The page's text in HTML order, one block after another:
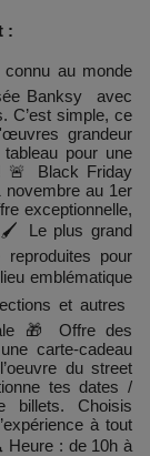
:
au monde
Banksy avec
C’est simple, ce
grandeur
pour une
🚨 Black Friday
au 1er
exceptionnelle,
🖌️ Le plus grand
reproduites pour
emblématique
et autres
🎁 Offre des
carte-cadeau
du street
tes dates /
billets. Choisis
à tout
: de 10h à